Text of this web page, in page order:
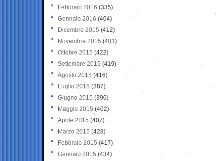
Febbraio 2016 (335)
Gennaio 2016 (404)
Dicembre 2015 (412)
Novembre 2015 (401)
Ottobre 2015 (422)
Settembre 2015 (419)
Agosto 2015 (416)
Luglio 2015 (387)
Giugno 2015 (396)
Maggio 2015 (402)
Aprile 2015 (407)
Marzo 2015 (428)
Febbraio 2015 (417)
Gennaio 2015 (434)